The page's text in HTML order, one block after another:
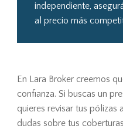
independiente,
al precio más
En Lara Broker creemos
confianza. Si buscas un
quieres revisar tus pólizas
dudas sobre tus